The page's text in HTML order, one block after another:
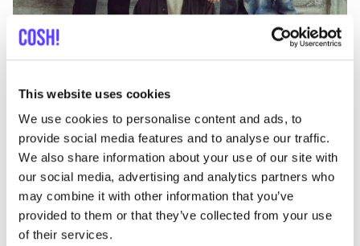
This website uses cookies
We use cookies to personalise content and ads, to
provide social media features and to analyse our traffic.
We also share information about your use of our site with
our social media, advertising and analytics partners who
may combine it with other information that you’ve
provided to them or that they’ve collected from your use
of their services.